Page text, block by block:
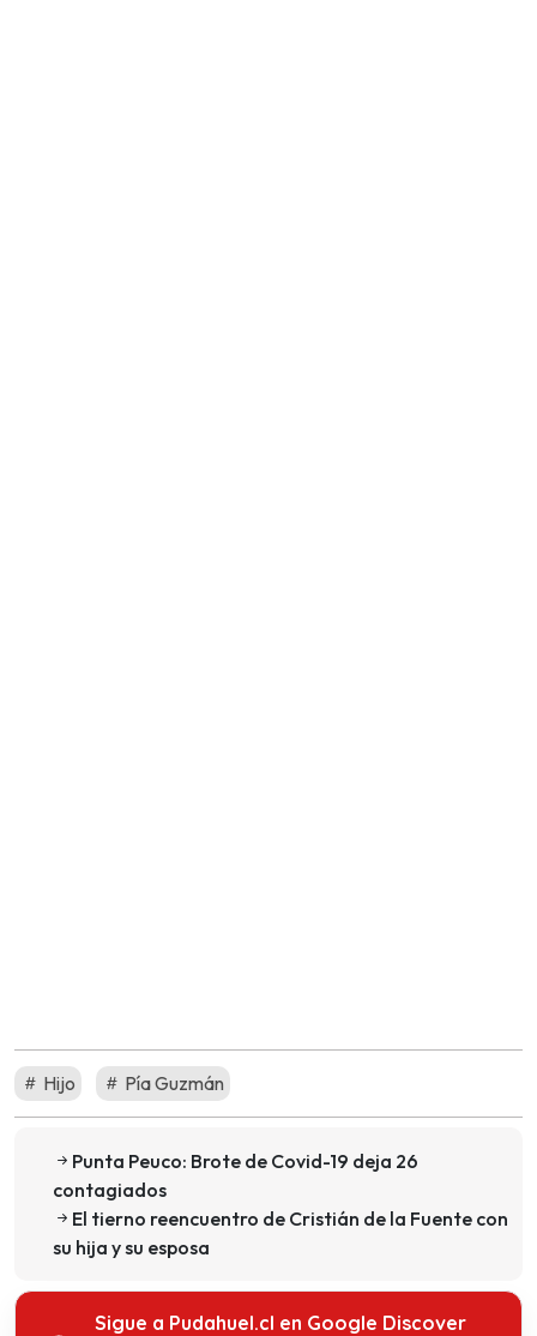
Hijo Pía Guzmán
Punta Peuco: Brote de Covid-19 deja 26
contagiados
El tierno reencuentro de Cristián de la Fuente con
su hija y su esposa
Sigue a Pudahuel.cl en Google Discover